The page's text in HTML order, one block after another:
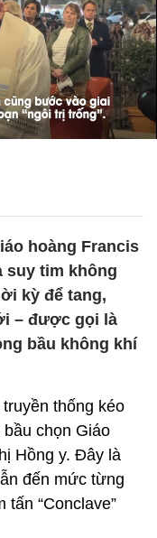
hoàng Francis
suy tim không
kỳ để tang,
– được gọi là
bầu không khí
thống kéo
chọn Giáo
Hồng y. Đây là
đến mức từng
“Conclave”